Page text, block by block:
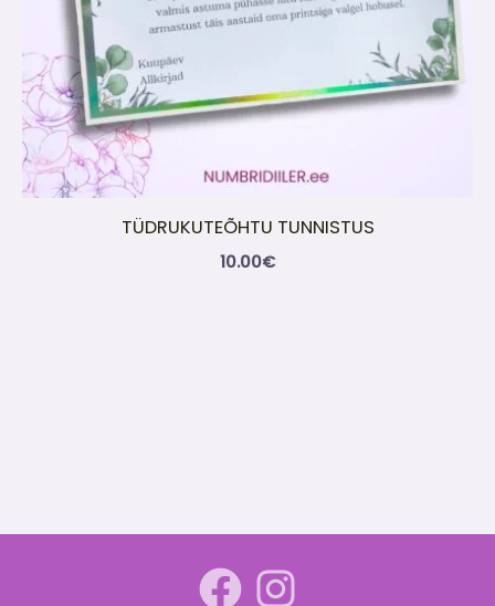
TÜDRUKUTEÕHTU TUNNISTUS
10.00€